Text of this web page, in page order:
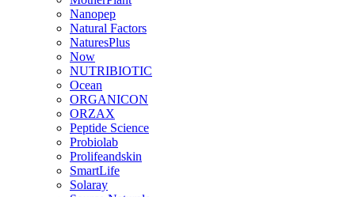
Nanopep
Natural Factors
NaturesPlus
Now
NUTRIBIOTIC
Ocean
ORGANICON
ORZAX
Peptide Science
Probiolab
Prolifeandskin
SmartLife
Solaray